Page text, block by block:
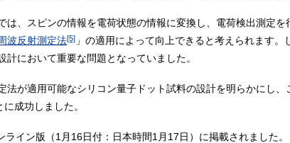
は、スピンの情報を電荷状態の情報に変換し、電荷検出測定
波反射測定法[5] 」の適用によって向上できると考えられます
において重要な問題となっていました。
法が適用可能なシリコン量子ドット試料の設計を明らかにし
成功しました。
ライン版（1月16日付：日本時間1月17日）に掲載されました。